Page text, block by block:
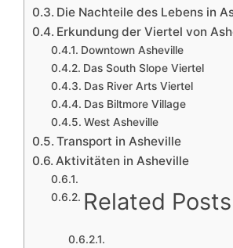
Die Nachteile des Lebens in
Erkundung der Viertel von
Downtown Asheville
Das South Slope Viertel
Das River Arts Viertel
Das Biltmore Village
West Asheville
Transport in Asheville
Aktivitäten in Asheville
Related